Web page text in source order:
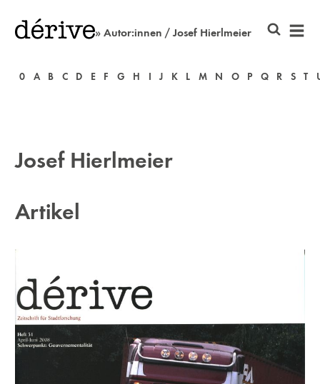
» Autor:innen / Josef Hierlmeier
0 A B C D E F G H I J K L M N O P Q R S T
Josef Hierlmeier
Artikel